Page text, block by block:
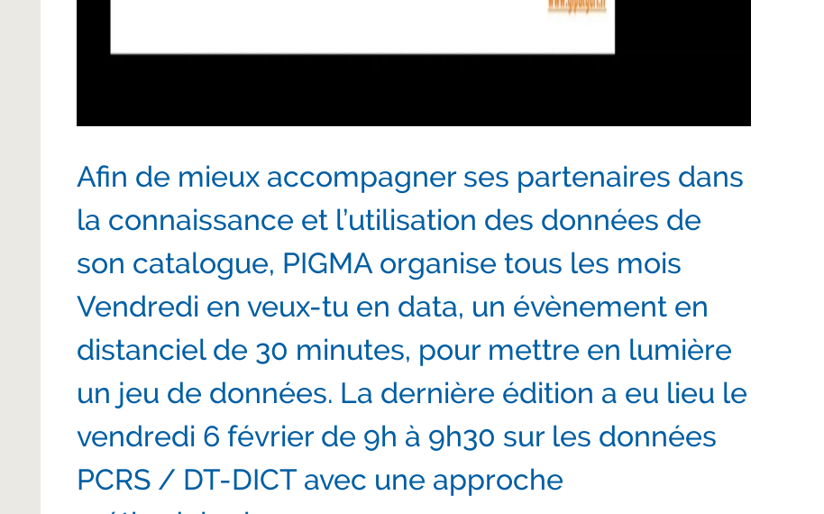
Afin de mieux accompagner ses partenaires dans
la connaissance et l’utilisation des données de
son catalogue, PIGMA organise tous les mois
Vendredi en veux-tu en data, un évènement en
distanciel de 30 minutes, pour mettre en lumière
un jeu de données. La dernière édition a eu lieu le
vendredi 6 février de 9h à 9h30 sur les données
PCRS / DT-DICT avec une approche